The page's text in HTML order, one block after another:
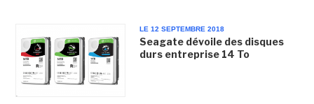
LE 12 SEPTEMBRE 2018
Seagate dévoile des disques
durs entreprise 14 To